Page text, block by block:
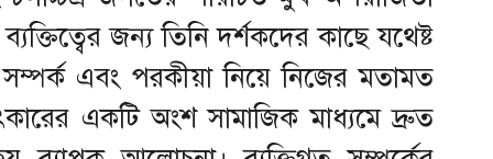
জন্য তিনি দর্শকদের কাছে যথেষ্ট
সম্পর্ক এবং পরকীয়া নিয়ে নিজের মতামত
একটি অংশ সামাজিক মাধ্যমে দ্রুত